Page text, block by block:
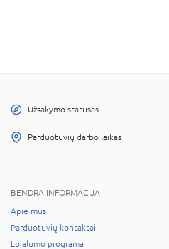
Užsakymo statusas
Parduotuvių darbo laikas
BENDRA INFORMACIJA
Apie mus
Parduotuvių kontaktai
Lojalumo programa